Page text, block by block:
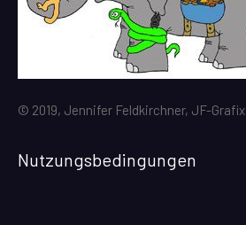
© 2019, Jennifer Feldkirchner, JF-Grafix
Nutzungsbedingungen